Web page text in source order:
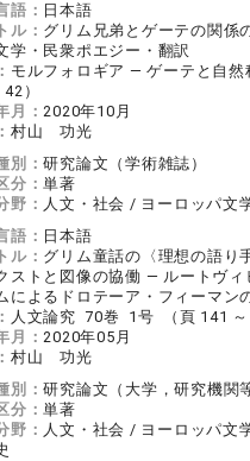
語： 日本語
ル： グリム兄弟とゲーテの関係
学・民衆ポエジー・翻訳
モルフォロギア ― ゲーテと自
）
月：2020年10月
村山 功光
別：研究論文（学術雑誌）
分：単著
野： 人文・社会 / ヨーロッパ文
語： 日本語
ル： グリム童話の〈理想の語り
ストと図像の協働 ― ルートヴィ
によるドロテーア・フィーマン
人文論究 70巻 1号 （頁 141 ～
月：2020年05月
村山 功光
別：研究論文（大学，研究機関
分：単著
野： 人文・社会 / ヨーロッパ文